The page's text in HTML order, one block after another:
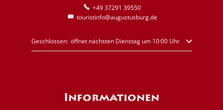
+49 37291 39550
touristinfo@augustusburg.de
Klicken, um weitere Öffnungs- oder Schließzeiten auszublenden
Geschlossen: öffnet nächsten Dienstag um 10:00 Uhr
Informationen